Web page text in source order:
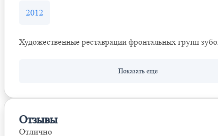
2012
Художественные реставрации фронтальных групп
Отзывы
Отлично